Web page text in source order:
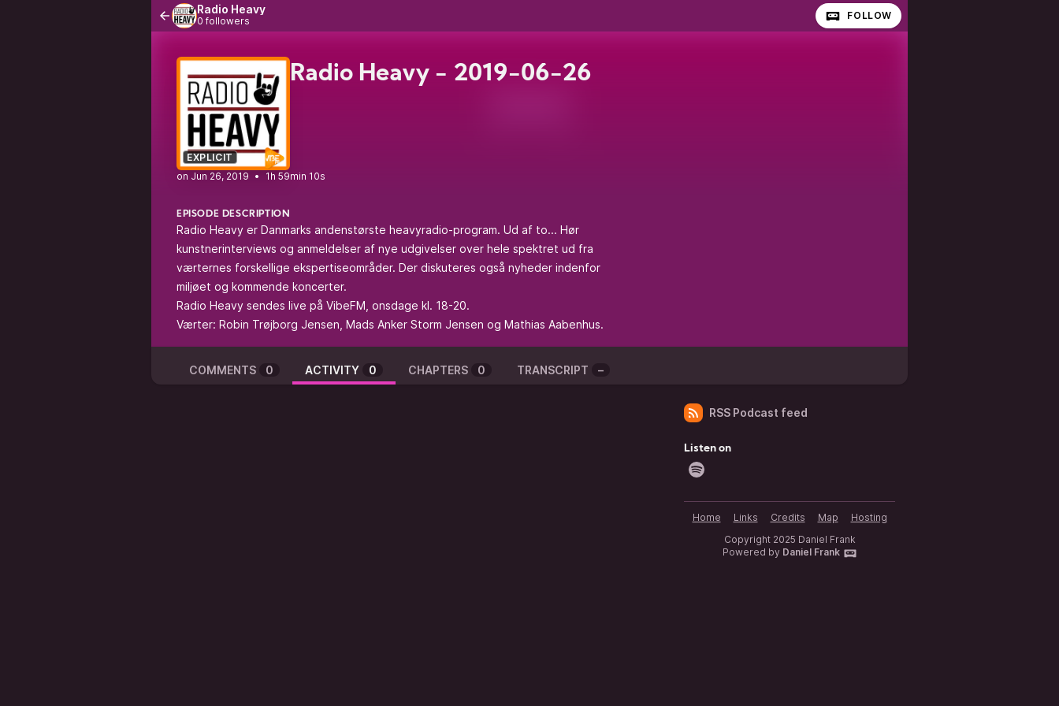
Radio Heavy
0 followers FOLLOW
EXPLICIT
Radio Heavy - 2019-06-26
• 1h 59min 10s
EPISODE DESCRIPTION
Radio Heavy er Danmarks andenstørste heavyradio-program. Ud af to... Hør
kunstnerinterviews og anmeldelser af nye udgivelser over hele spektret ud fra
værternes forskellige ekspertiseområder. Der diskuteres også nyheder indenfor
miljøet og kommende koncerter.
Radio Heavy sendes live på VibeFM, onsdage kl. 18-20.
Værter: Robin Trøjborg Jensen, Mads Anker Storm Jensen og Mathias Aabenhus.
COMMENTS 0 ACTIVITY 0 CHAPTERS 0 TRANSCRIPT –
RSS Podcast feed
Listen on
Home Links Credits Map
Hosting
Copyright 2025 Daniel Frank
Powered by Daniel Frank